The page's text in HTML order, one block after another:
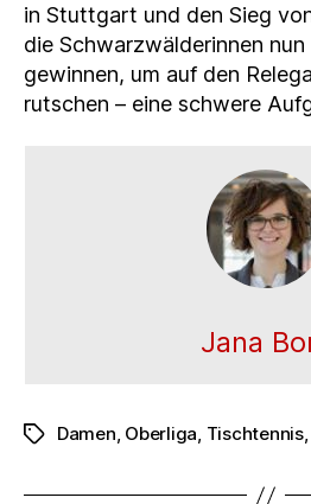
in Stuttgart und den Sieg
die Schwarzwälderinnen
gewinnen, um auf den
rutschen – eine schwere
Jana
Schlagwörter
Damen, Oberliga, Tischtennis,